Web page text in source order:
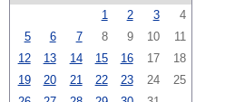
1
2 3
4
5
6 7 8 9 10
11
12
13 14 15 16 17
18
19
20 21 22 23 24
25